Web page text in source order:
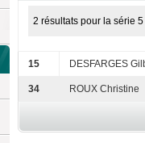
2 résultats pour la série 5
15 DESFARGES
34 ROUX Christine